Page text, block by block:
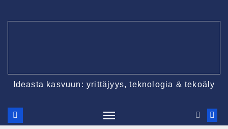
Ideasta kasvuun: yrittäjyys, teknologia & tekoäly